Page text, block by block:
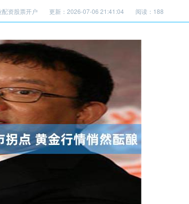
资股票开户 更新：2026-07-06 21:41:04 阅读：188